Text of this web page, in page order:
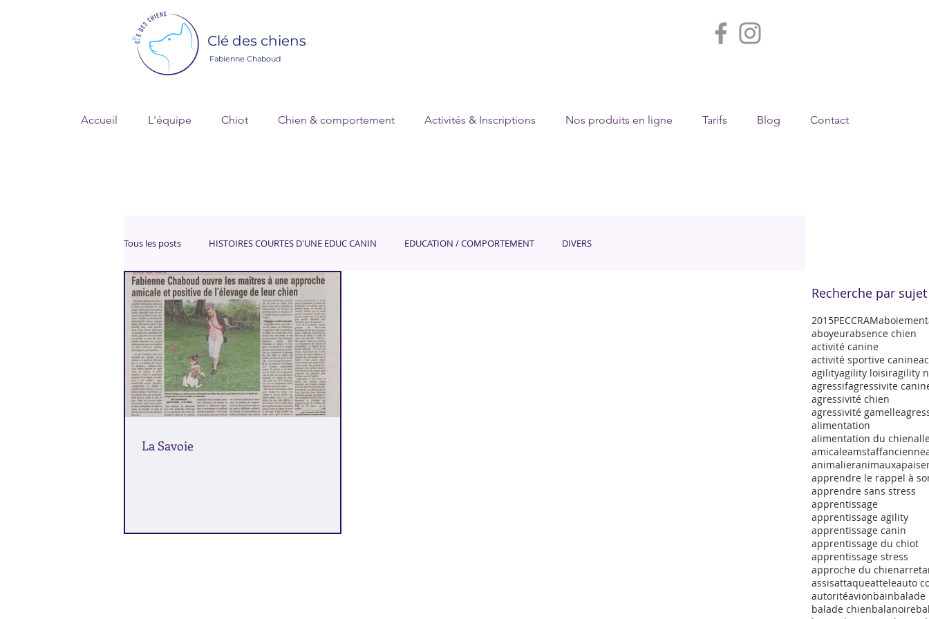
Clé des chiens
Fabienne Chaboud
Accueil L'équipe Chiot Chien & comportement Activités & Inscriptions Nos produits en ligne Tarifs Blog Contact
Tous les posts HISTOIRES COURTES D'UNE EDUC CANIN EDUCATION / COMPORTEMENT DIVERS
La Savoie
Recherche par sujet
2015PECCRAMaboiement
aboyeurabsence chien
activité canine
activité sportive canine
agilityagility loisiragility
agressifagressivite
agressivité chien
agressivité gamelle
alimentation
alimentation du chien
amicaleamstaffancienne
animalieranimaux
apprendre le rappel à
apprendre sans stress
apprentissage
apprentissage agility
apprentissage canin
apprentissage du chiot
apprentissage stress
approche du chienarret
assisattaqueatteleauto
autoritéavionbainbalade
balade chienbalanoire